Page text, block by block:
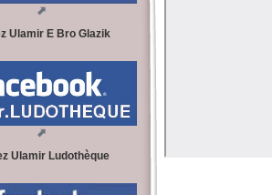
Ulamir E Bro Glazik
Ulamir Ludothèque